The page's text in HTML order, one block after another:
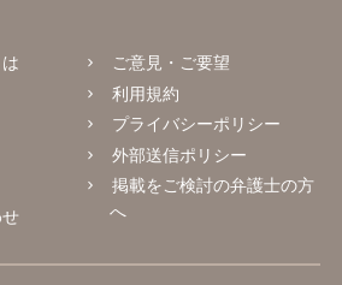
ご意見・ご要望
利用規約
プライバシーポリシー
外部送信ポリシー
掲載をご検討の弁護士の方
へ